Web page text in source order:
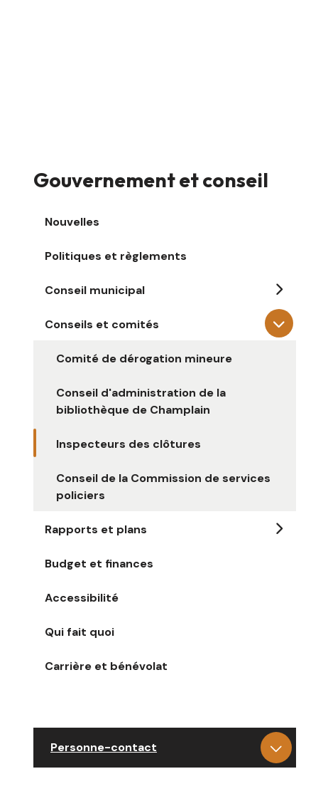
Gouvernement et conseil
Nouvelles
Politiques et règlements
Conseil municipal
Conseils et comités
Comité de dérogation mineure
Conseil d'administration de la
bibliothèque de Champlain
Inspecteurs des clôtures
Conseil de la Commission de services
policiers
Rapports et plans
Budget et finances
Accessibilité
Qui fait quoi
Carrière et bénévolat
Personne-contact